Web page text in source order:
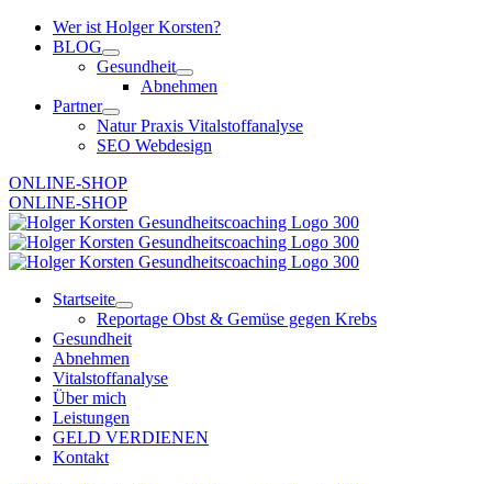
Zum
Inhalt
Wer ist Holger Korsten?
BLOG
Gesundheit
Abnehmen
Partner
Natur Praxis Vitalstoffanalyse
SEO Webdesign
ONLINE-SHOP
ONLINE-SHOP
Startseite
Reportage Obst & Gemüse gegen Krebs
Gesundheit
Abnehmen
Vitalstoffanalyse
Über mich
Leistungen
GELD VERDIENEN
Kontakt